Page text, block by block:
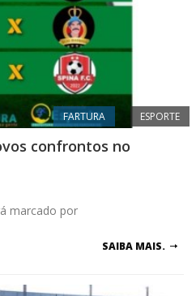
FARTURA ESPORTE
confrontos no
marcado por
SAIBA MAIS.